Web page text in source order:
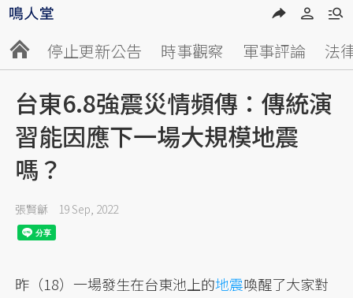
停止更新公告 時事觀察 軍事評論 法
台東6.8強震災情頻傳：傳統演
習能因應下一場大規模地震
嗎？
張賢龢 19 Sep, 2022
昨（18）一場發生在台東池上的地震喚醒了大家對